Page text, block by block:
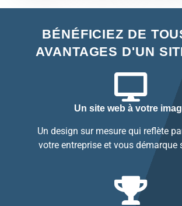
BÉNÉFICIEZ DE
AVANTAGES D'UN
Un site web à votre
Un design sur mesure qui reflète
votre entreprise et vous démarque